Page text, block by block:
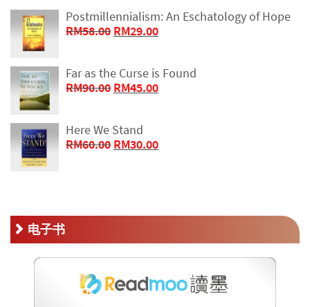
Postmillennialism: An Eschatology of Hope
RM58.00 原
RM58.00。
RM29.00当
格
为：
Far as the Curse is Found
RM90.00 原
RM90.00。
RM45.00当
为：
Here We Stand
RM60.00 原
RM30.00当
RM30.00。
电子书